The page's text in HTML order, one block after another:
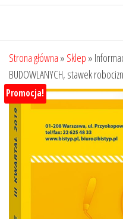
Strona główna » Sklep »
BUDOWLANYCH, stawek
Promocja!